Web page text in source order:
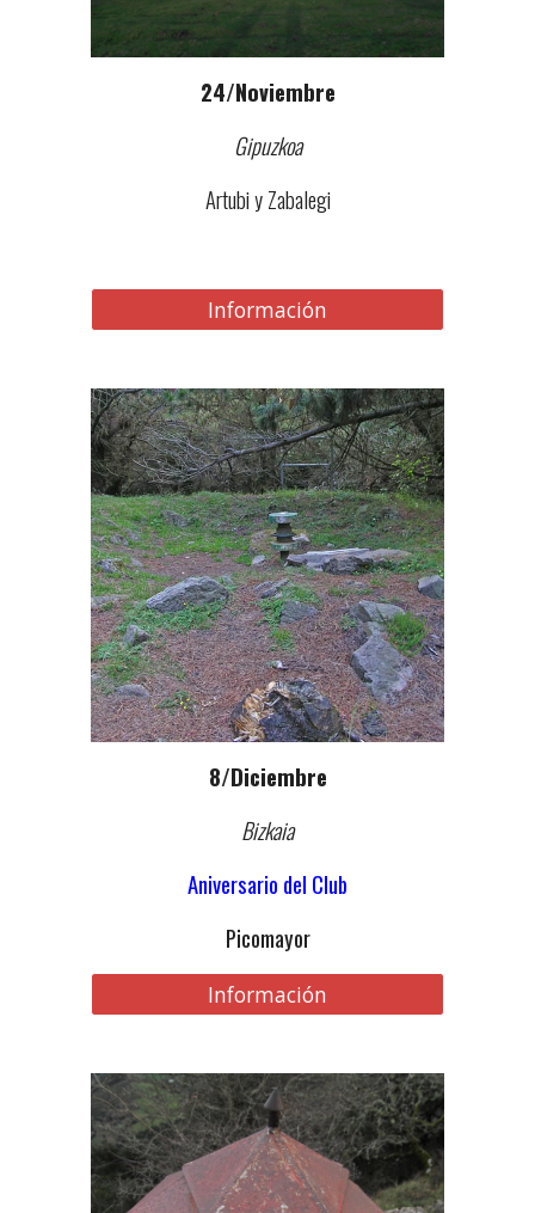
24/Noviembre
Gipuzkoa
Artubi y Zabalegi
Información
8/Diciembre
Bizkaia
Aniversario del Club
Picomayor
Información